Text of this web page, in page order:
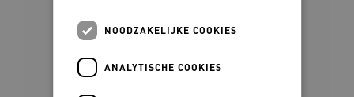
NOODZAKELIJKE COOKIES
ANALYTISCHE COOKIES